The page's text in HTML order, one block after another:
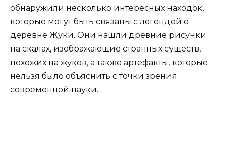
обнаружили несколько интересных находок,
которые могут быть связаны с легендой о
деревне Жуки. Они нашли древние рисунки
на скалах, изображающие странных существ,
похожих на жуков, а также артефакты, которые
нельзя было объяснить с точки зрения
современной науки.